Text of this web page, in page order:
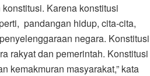
Karena konstitusi
pandangan hidup, cita-cita,
negara. Konstitusi
rakyat dan pemerintah. Konstitusi
kemakmuran masyarakat,” kata